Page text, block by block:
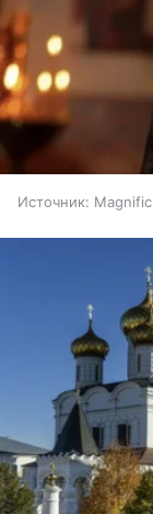
Источник: Magnific